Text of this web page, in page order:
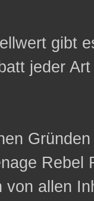
gibt
jeder
Rebel
von allen